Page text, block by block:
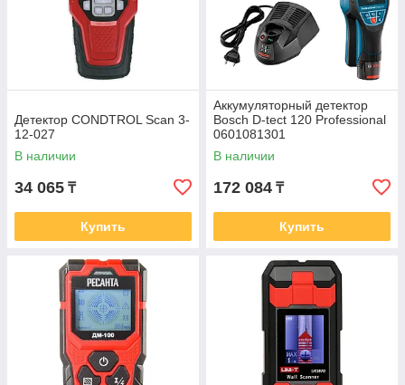
Детектор CONDTROL Scan 3-
12-027
В наличии
34 065 ₸
Купить
Аккумуляторный детектор
Bosch D-tect 120 Professional
0601081301
В наличии
172 084 ₸
Купить